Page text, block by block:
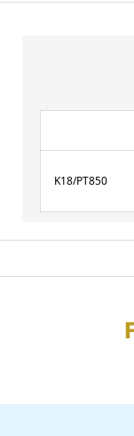
K18/PT850